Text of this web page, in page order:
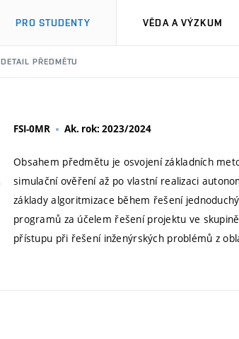
PRO STUDENTY VĚDA A VÝZKUM
DETAIL PŘEDMĚTU
FSI-0MR Ak. rok: 2023/2024
Obsahem předmětu je osvojení základních
simulační ověření až po vlastní realizaci
základy algoritmizace během řešení
programů za účelem řešení projektu ve
přístupu při řešení inženýrských problémů z